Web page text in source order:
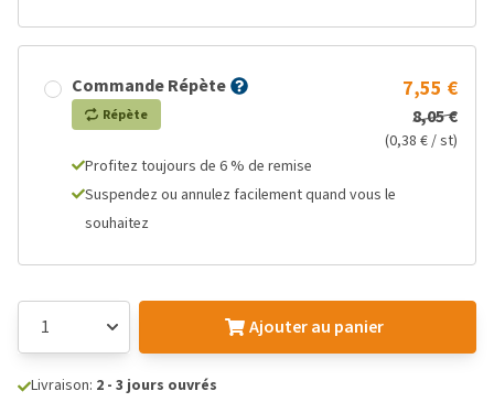
Commande Répète
Répète
7,55 €
8,05 €
(0,38 € / st)
Profitez toujours de 6 % de remise
Suspendez ou annulez facilement quand vous le
souhaitez
Ajouter au panier
Livraison: 2 - 3 jours ouvrés